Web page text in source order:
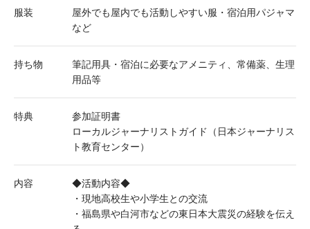
服装
屋外でも屋内でも活動しやすい服・宿泊用パジャマ
など
持ち物
筆記用具・宿泊に必要なアメニティ、常備薬、生理
用品等
特典
参加証明書
ローカルジャーナリストガイド（日本ジャーナリス
ト教育センター）
内容
◆活動内容◆
・現地高校生や小学生との交流
・福島県や白河市などの東日本大震災の経験を伝え